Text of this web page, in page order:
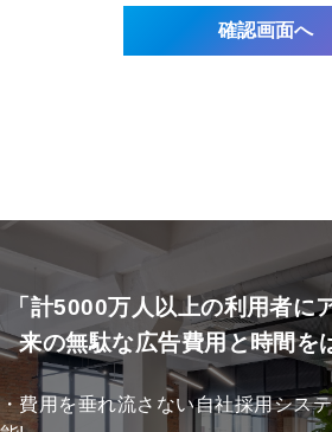
「計5000万人以上の利用者に
来の無駄な広告費用と時間を
・費用を垂れ流さない自社採用シス